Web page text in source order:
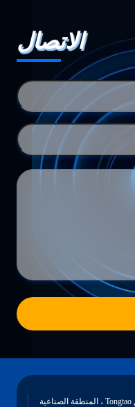
الاتصال
NO.111 ، شمال طريق Tongtao ، المنطقة الصناعية